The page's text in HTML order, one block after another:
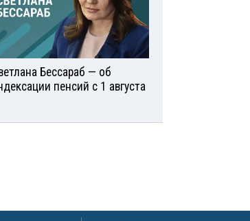
Бессараб — об
пенсий с 1 августа